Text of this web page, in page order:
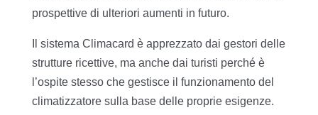
prospettive di ulteriori aumenti in futuro.
Il sistema Climacard è apprezzato dai gestori delle
strutture ricettive, ma anche dai turisti perché è
l’ospite stesso che gestisce il funzionamento del
climatizzatore sulla base delle proprie esigenze.